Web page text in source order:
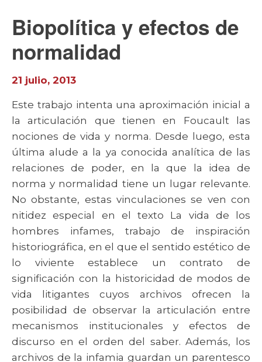
Biopolítica y efectos de
normalidad
21 julio, 2013
Este trabajo intenta una aproximación inicial a
la articulación que tienen en Foucault las
nociones de vida y norma. Desde luego, esta
última alude a la ya conocida analítica de las
relaciones de poder, en la que la idea de
norma y normalidad tiene un lugar relevante.
No obstante, estas vinculaciones se ven con
nitidez especial en el texto La vida de los
hombres infames, trabajo de inspiración
historiográfica, en el que el sentido estético de
lo viviente establece un contrato de
significación con la historicidad de modos de
vida litigantes cuyos archivos ofrecen la
posibilidad de observar la articulación entre
mecanismos institucionales y efectos de
discurso en el orden del saber. Además, los
archivos de la infamia guardan un parentesco